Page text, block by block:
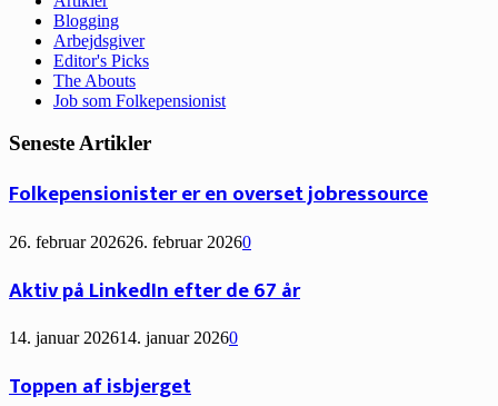
Blogging
Arbejdsgiver
Editor's Picks
The Abouts
Job som Folkepensionist
Seneste Artikler
Folkepensionister er en overset jobressource
26. februar 202626. februar 20260
Aktiv på LinkedIn efter de 67 år
14. januar 202614. januar 20260
Toppen af isbjerget